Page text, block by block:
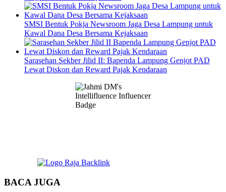
SMSI Bentuk Pokja Newsroom Jaga Desa Lampung untuk
Kawal Dana Desa Bersama Kejaksaan
Sarasehan Sekber Jilid II: Bapenda Lampung Genjot PAD
Lewat Diskon dan Reward Pajak Kendaraan
BACA JUGA